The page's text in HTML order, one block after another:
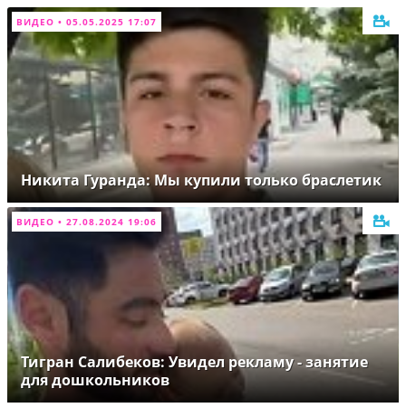
ВИДЕО • 05.05.2025 17:07
Никита Гуранда: Мы купили только браслетик
ВИДЕО • 27.08.2024 19:06
Тигран Салибеков: Увидел рекламу - занятие
для дошкольников